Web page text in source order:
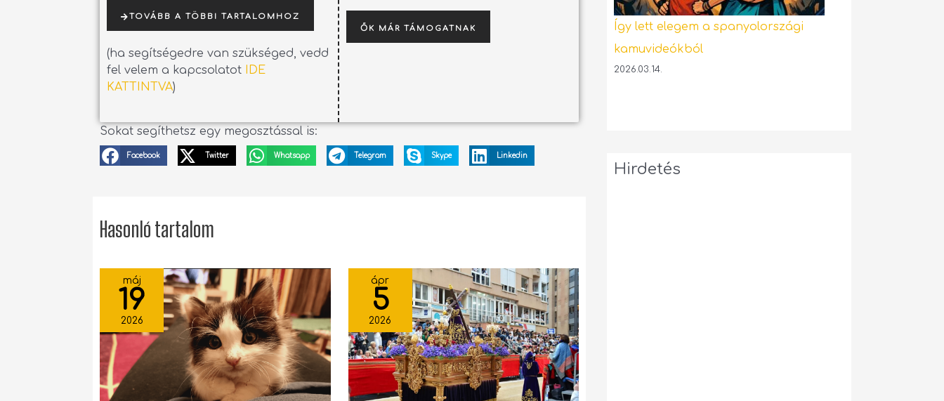
TOVÁBB A TÖBBI TARTALOMHOZ
(ha segítségedre van szükséged, vedd
fel velem a kapcsolatot IDE
KATTINTVA)
ŐK MÁR TÁMOGATNAK
Sokat segíthetsz egy megosztással is:
Facebook Twitter Whatsapp Telegram Skype Linkedin
Hasonló tartalom
máj
19
2026
ápr
5
2026
Így lett elegem a spanyolországi
kamuvideókból
2026.03.14.
Hirdetés